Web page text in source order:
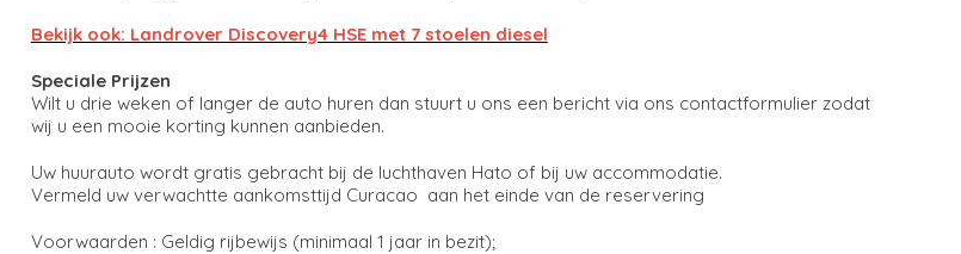
Bekijk ook: Landrover Discovery4 HSE met 7 stoelen diesel
Speciale Prijzen
Wilt u drie weken of langer de auto huren dan stuurt u ons een bericht via ons contactformulier zodat
wij u een mooie korting kunnen aanbieden.
Uw huurauto wordt gratis gebracht bij de luchthaven Hato of bij uw accommodatie.
Vermeld uw verwachtte aankomsttijd Curacao aan het einde van de reservering
Voorwaarden : Geldig rijbewijs (minimaal 1 jaar in bezit);